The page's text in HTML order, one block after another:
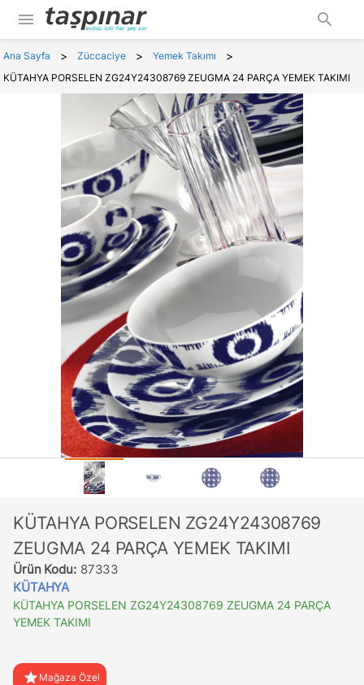
menu search
Ana Sayfa > Züccaciye > Yemek Takımı >
KÜTAHYA PORSELEN ZG24Y24308769 ZEUGMA 24 PARÇA YEMEK TAKIMI
KÜTAHYA PORSELEN ZG24Y24308769
ZEUGMA 24 PARÇA YEMEK TAKIMI
Ürün Kodu: 87333
KÜTAHYA
KÜTAHYA PORSELEN ZG24Y24308769 ZEUGMA 24 PARÇA
YEMEK TAKIMI
star Mağaza Özel